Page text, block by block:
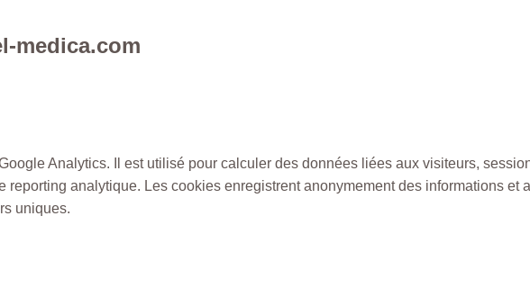
medica.com
Analytics. Il est utilisé pour calculer des données liées aux visiteurs,
reporting analytique. Les cookies enregistrent anonymement des informations et
uniques.